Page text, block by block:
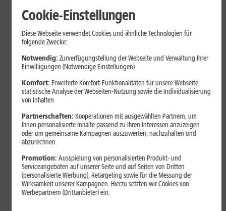
Tests & Vergleiche
Galaxy Z Fold7 oder Fold8: Was
sich beim neuen Foldable geändert
Kompakteres Format, neuer Chip, größerer Akku: Das Galaxy Z
Fold8 setzt andere Schwerpunkte als sein Vorgänger. Wir
zeigen, was Samsung verändert hat, welche Neuerungen im
Alltag zählen und wo das Fold7 Vorteile behält.
Mehr erfahren
Cookie-Einstellungen
Diese Webseite verwendet Cookies und ähnliche Technologien für
folgende Zwecke:
Notwendig: Zurverfügungstellung der Webseite und Verwaltung Ihrer
Einwilligungen (Notwendige Einstellungen)
Komfort: Erweiterte Komfort-Funktionalitäten für unsere Webseite,
statistische Analyse der Webseiten-Nutzung sowie die Individualisierung
von Inhalten
Partnerschaften: Kooperationen mit ausgewählten Partnern, um
Ihnen personalisierte Inhalte passend zu Ihren Interessen anzuzeigen
oder um gemeinsame Kampagnen auszuwerten, nachzuhalten und
abzurechnen.
Promotion: Ausspielung von personalisierten Produkt- und
Serviceangeboten auf unserer Seite und auf Seiten von Dritten
(personalisierte Werbung), Retargeting sowie für die Messung der
Wirksamkeit unserer Kampagnen. Hierzu setzten wir Cookies von
Werbepartnern (Drittanbieter) ein.